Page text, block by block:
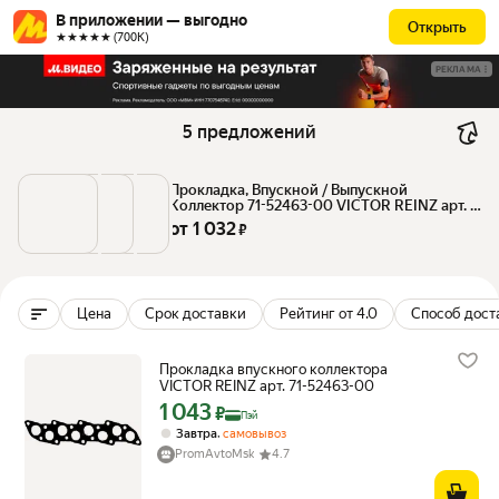
В приложении — выгодно
★★★★★ (700К)
Открыть
РЕКЛАМА
5 предложений
Прокладка, Впускной / Выпускной
Коллектор 71-52463-00 VICTOR REINZ арт.
71-52463-00
от 1 032 ₽
Цена Срок доставки Рейтинг от 4.0 Способ
Прокладка впускного коллектора
VICTOR REINZ арт. 71-52463-00
Цена с картой Яндекс Пэй 1043 ₽ вместо
1 043₽ Пэй
Завтра, самовывоз
PromAvtoMsk
4.7